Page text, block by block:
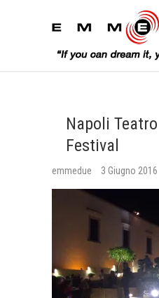
Napoli Teatro
Festival
emmedue 3 Giugno 2016